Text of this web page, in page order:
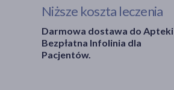
Niższe koszta leczenia
Darmowa dostawa do Apteki
Bezpłatna Infolinia dla
Pacjentów.